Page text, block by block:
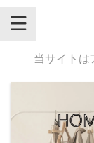
＼芸能人名・ドラ
当サイトは